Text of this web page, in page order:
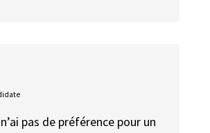
pas de préférence pour un